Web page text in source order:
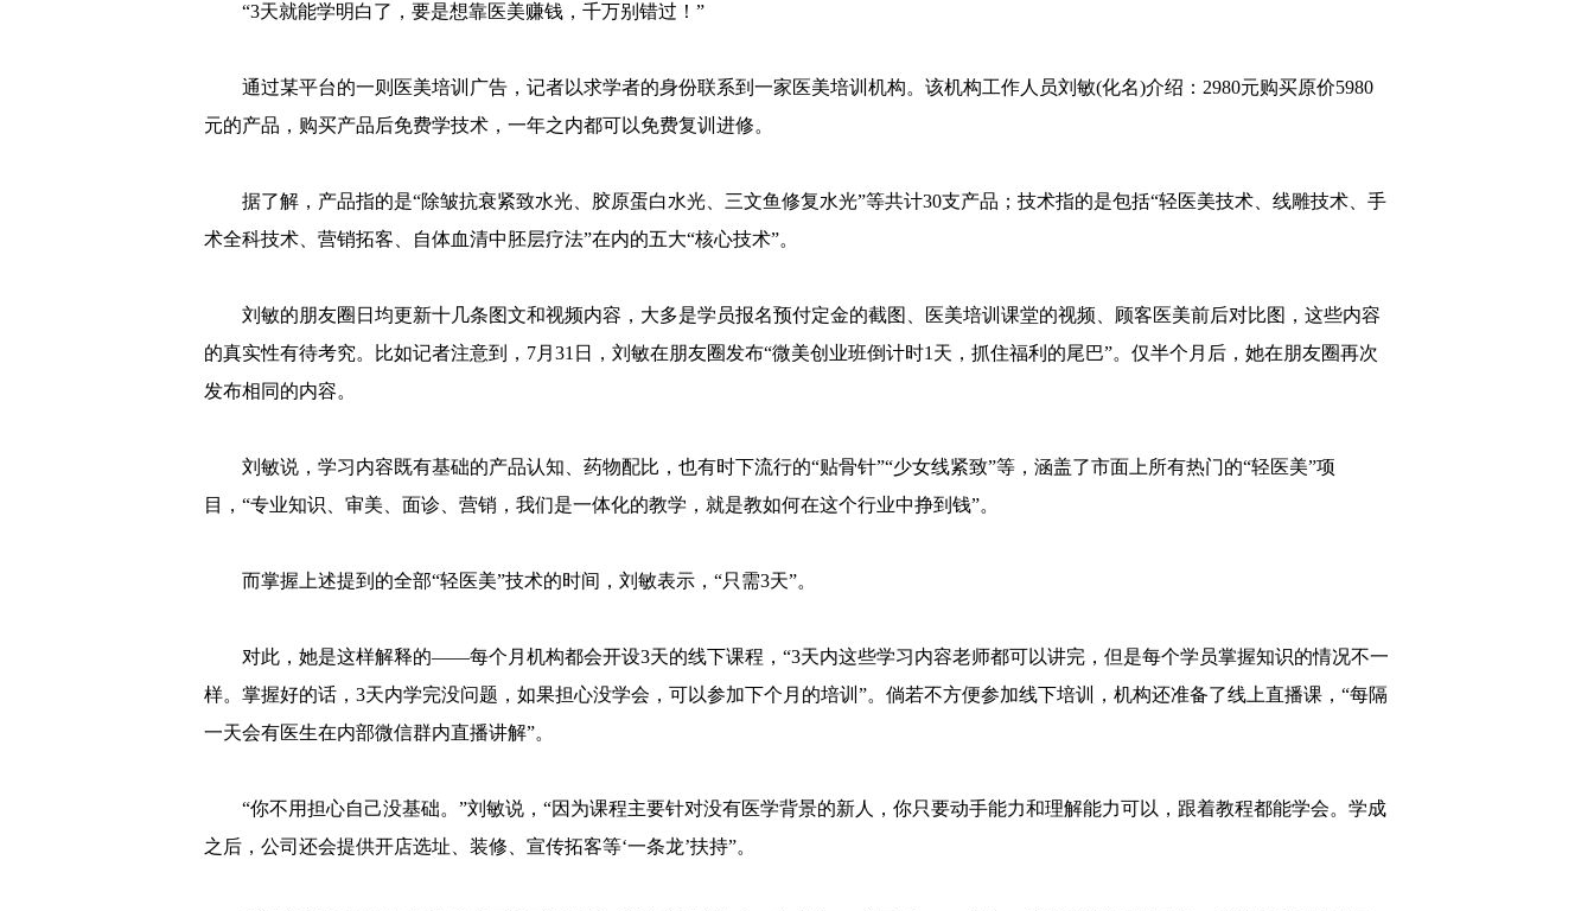
“3天就能学明白了，要是想靠医美赚钱，千万别错过！”
通过某平台的一则医美培训广告，记者以求学者的身份联系到一家医美培训机构。该机构工作人员刘敏(化名)介绍：2980元购买原价5980
元的产品，购买产品后免费学技术，一年之内都可以免费复训进修。
据了解，产品指的是“除皱抗衰紧致水光、胶原蛋白水光、三文鱼修复水光”等共计30支产品；技术指的是包括“轻医美技术、线雕技术、手
术全科技术、营销拓客、自体血清中胚层疗法”在内的五大“核心技术”。
刘敏的朋友圈日均更新十几条图文和视频内容，大多是学员报名预付定金的截图、医美培训课堂的视频、顾客医美前后对比图，这些内容
的真实性有待考究。比如记者注意到，7月31日，刘敏在朋友圈发布“微美创业班倒计时1天，抓住福利的尾巴”。仅半个月后，她在朋友圈再次
发布相同的内容。
刘敏说，学习内容既有基础的产品认知、药物配比，也有时下流行的“贴骨针”“少女线紧致”等，涵盖了市面上所有热门的“轻医美”项
目，“专业知识、审美、面诊、营销，我们是一体化的教学，就是教如何在这个行业中挣到钱”。
而掌握上述提到的全部“轻医美”技术的时间，刘敏表示，“只需3天”。
对此，她是这样解释的——每个月机构都会开设3天的线下课程，“3天内这些学习内容老师都可以讲完，但是每个学员掌握知识的情况不一
样。掌握好的话，3天内学完没问题，如果担心没学会，可以参加下个月的培训”。倘若不方便参加线下培训，机构还准备了线上直播课，“每隔
一天会有医生在内部微信群内直播讲解”。
“你不用担心自己没基础。”刘敏说，“因为课程主要针对没有医学背景的新人，你只要动手能力和理解能力可以，跟着教程都能学会。学成
之后，公司还会提供开店选址、装修、宣传拓客等‘一条龙’扶持”。